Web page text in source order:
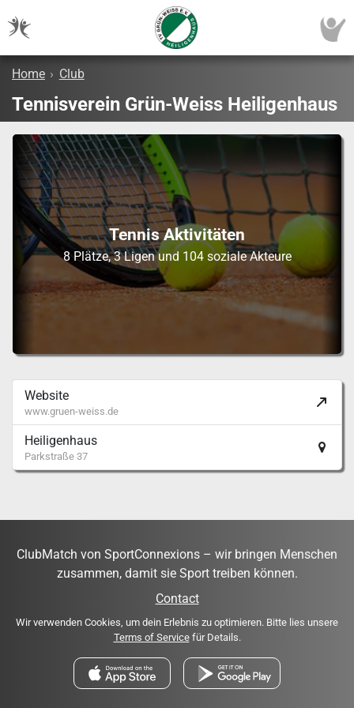
Home › Club
Tennisverein Grün-Weiss Heiligenhaus
Tennis Aktivitäten
8 Plätze, 3 Ligen und 104 soziale Akteure
Website
www.gruen-weiss.de
Heiligenhaus
Parkstraße 37
ClubMatch von SportConnexions – wir bringen Menschen
zusammen, damit sie Sport treiben können.
Contact
Wir verwenden Cookies, um dein Erlebnis zu optimieren. Bitte lies unsere
Terms of Servicefür Details.